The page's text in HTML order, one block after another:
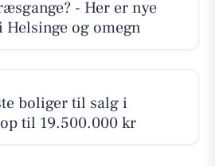
- Her er nye
og omegn
boliger til salg i
til 19.500.000 kr